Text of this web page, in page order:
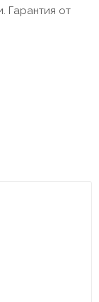
Гарантия от